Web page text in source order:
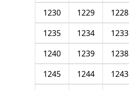
1228
1229
1230
1233
1234
1235
1238
1239
1240
1243
1244
1245